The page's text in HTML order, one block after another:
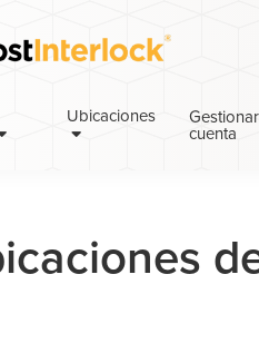
Ubicaciones
Gestionar
cuenta